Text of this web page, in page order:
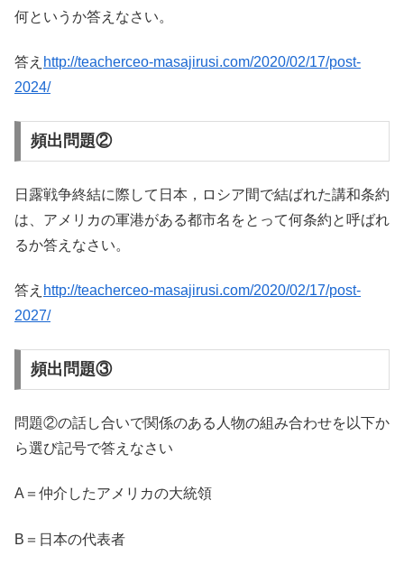
何というか答えなさい。
答え http://teacherceo-masajirusi.com/2020/02/17/post-
2024/
頻出問題②
日露戦争終結に際して日本，ロシア間で結ばれた講和条約
は、アメリカの軍港がある都市名をとって何条約と呼ばれ
るか答えなさい。
答え http://teacherceo-masajirusi.com/2020/02/17/post-
2027/
頻出問題③
問題②の話し合いで関係のある人物の組み合わせを以下か
ら選び記号で答えなさい
A＝仲介したアメリカの大統領
B＝日本の代表者